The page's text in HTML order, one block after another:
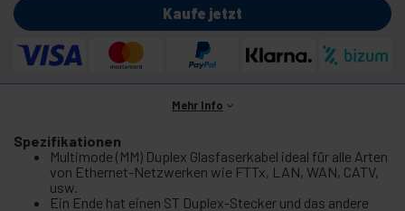
Kaufe jetzt
Mehr Info
Spezifikationen
Multimode (MM) Duplex Glasfaserkabel ideal für alle Arten
von Ethernet-Netzwerken wie FTTx, LAN, WAN, CATV,
usw.
Ein Ende hat einen ST Duplex-Stecker und das andere